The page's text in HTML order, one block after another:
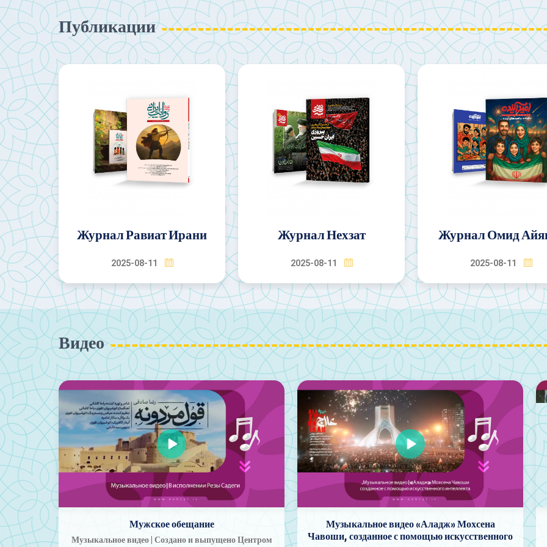
Публикации
Журнал Нехзат
2025-08-11
Журнал Омид Айянде
2025-08-11
Журнал
2025-08-11
Видео
Музыкальное видео «Аладж» Мохсена
Чавоши, созданное с помощью искусственного
Всенародное собрание «Иран — Зульфикар
Али» прошло по всей стране